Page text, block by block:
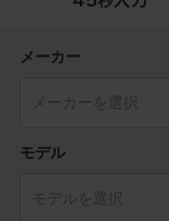
メーカー
モデル